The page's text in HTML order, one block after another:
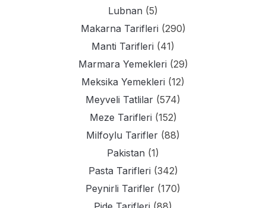
Lubnan (5)
Makarna Tarifleri (290)
Manti Tarifleri (41)
Marmara Yemekleri (29)
Meksika Yemekleri (12)
Meyveli Tatlilar (574)
Meze Tarifleri (152)
Milfoylu Tarifler (88)
Pakistan (1)
Pasta Tarifleri (342)
Peynirli Tarifler (170)